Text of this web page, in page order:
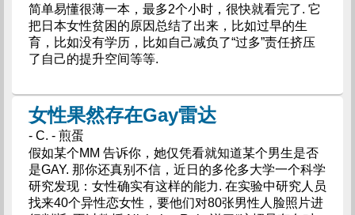
简单易懂很薄一本，最多2个小时，很快就看完了. 它
把日本女性贫困的原因总结了出来，比如过早的生
育，比如没有学历，比如自己减负了“过多”责任挤压
了自己的提升空间等等.
女性果然存在Gay雷达
- C. - 煎蛋
假如某个MM 告诉你，她仅凭看就知道某个男生是否
是GAY. 那你还真别不信，近日的多伦多大学一个科学
研究发现：女性确实有这样的能力. 在实验中研究人员
找来40个异性恋女性，要他们对80张男性人脸照片进